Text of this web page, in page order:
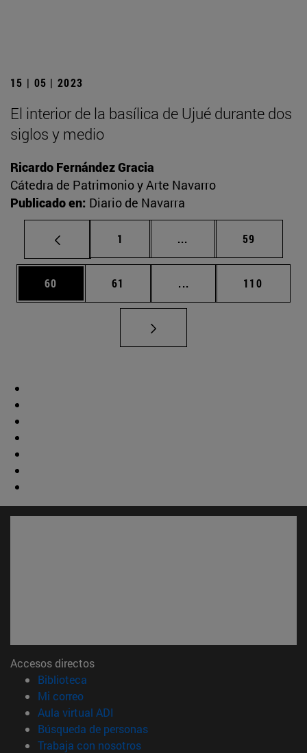
15 | 05 | 2023
El interior de la basílica de Ujué durante dos
siglos y medio
Ricardo Fernández Gracia
Cátedra de Patrimonio y Arte Navarro
Publicado en: Diario de Navarra
Página
1 ... Páginas intermedias
Página
59
Página
60 Página
61 ... Páginas intermedias
Página
110
Accesos directos
Biblioteca
Mi correo(abre en nueva ventana)
Aula virtual ADI
Búsqueda de personas(abre en nueva ventana)
Trabaja con nosotros(abre en nueva ventana)